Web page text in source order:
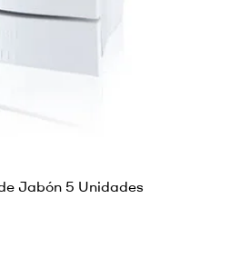
Jabón 5 Unidades